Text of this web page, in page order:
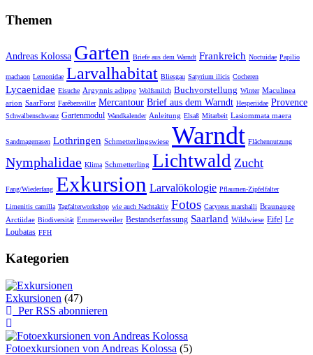
Themen
Andreas Kolossa Garten Briefe aus dem Warndt Frankreich Noctuidae Papilio
machaon Lemonidae Larvalhabitat Bliesgau Satyrium ilicis Cocheren
Lycaenidae Eisuche Argynnis adippe Wolfsmilch Buchvorstellung Winter Maculinea
arion SaarForst Farébersviller Mercantour Brief aus dem Warndt Hesperiidae Provence
Schwalbenschwanz Gartenmodul Wandkalender Anleitung Elsaß Mitarbeit Lasiommata maera
Sandmagerrasen Lothringen Schmetterlingswiese Warndt Flächennutzung
Nymphalidae Klima Schmetterling Lichtwald Zucht
Fang/Wiederfang Exkursion Larvalökologie Pflaumen-Zipfelfalter
Limenitis camilla Tagfalterworkshop wie auch Nachtaktiv Fotos Cacyreus marshalli Braunauge
Arctiidae Biodiversität Emmersweiler Bestandserfassung Saarland Wildwiese Eifel Le
Loubatas FFH
Kategorien
Exkursionen (47)
Per RSS abonnieren
Fotoexkursionen von Andreas Kolossa (5)